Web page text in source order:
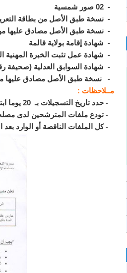
- 02 صور شمسية
- نسخة طبق الأصل من بطاقة
- نسخة طبق الأصل مصادق عليها من
- شهادة إقامة بولاية قالمة
- شهادة عمل تثبت الخبرة المهنية
- شهادة السوابق العدلية (صحيفة رقم 03) سارية
- نسخة طبق الأصل مصادق عليها من
مــلاحظات :
- حدد تاريخ التسجيلات بـ 20 يوما ابتداء من تاريخ نشر هذا الاعلان على مستوى وكالة التشغيل لولاية قالمة.
- تودع ملفات المترشحين لدى مصلحة
- كل الملفات الناقصة أو الوارد